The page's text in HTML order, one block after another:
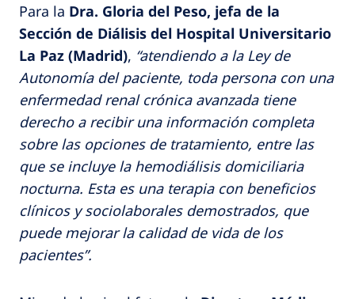
Para la Dra. Gloria del Peso, jefa de la
Sección de Diálisis del Hospital Universitario
La Paz (Madrid), “atendiendo a la Ley de
Autonomía del paciente, toda persona con una
enfermedad renal crónica avanzada tiene
derecho a recibir una información completa
sobre las opciones de tratamiento, entre las
que se incluye la hemodiálisis domiciliaria
nocturna. Esta es una terapia con beneficios
clínicos y sociolaborales demostrados, que
puede mejorar la calidad de vida de los
pacientes”.